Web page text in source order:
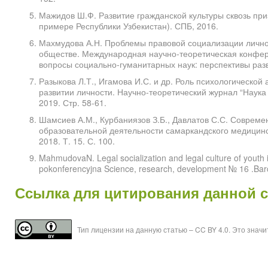
Мажидов Ш.Ф. Развитие гражданской культуры сквозь
примере Республики Узбекистан). СПБ, 2016.
Махмудова А.Н. Проблемы правовой социализации
обществе. Международная научно-теоретическая
вопросы социально-гуманитарных наук: перспективы
Разыкова Л.Т., Игамова И.С. и др. Роль
развитии личности. Научно-теоретический журнал
2019. Стр. 58-61.
Шамсиев А.М., Курбаниязов З.Б., Давлатов С.С.
образовательной деятельности самаркандского
2018. Т. 15. С. 100.
MahmudovaN. Legal socialization and legal culture of
pokonferencyjna Science, research, development № 16
Ссылка для цитирования данной
Тип лицензии на данную статью – CC BY 4.0. Это